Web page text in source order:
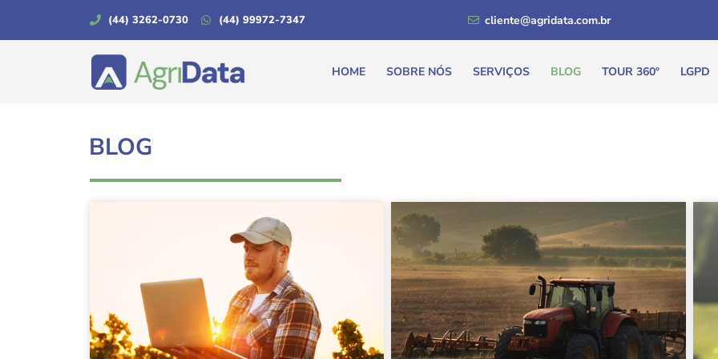
(44) 3262-0730 (44) 99972-7347 cliente@agridata.com.br
HOME SOBRE NÓS SERVIÇOS BLOG TOUR 360º LGPD
BLOG